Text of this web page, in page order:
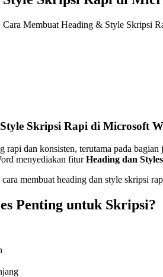
Cara Membuat Heading & Style Skripsi
Skripsi Rapi di Microsoft
dan konsisten, terutama pada
menyediakan fiturHeading dan Styles
membuat heading dan style skripsi
Penting untuk Skripsi?